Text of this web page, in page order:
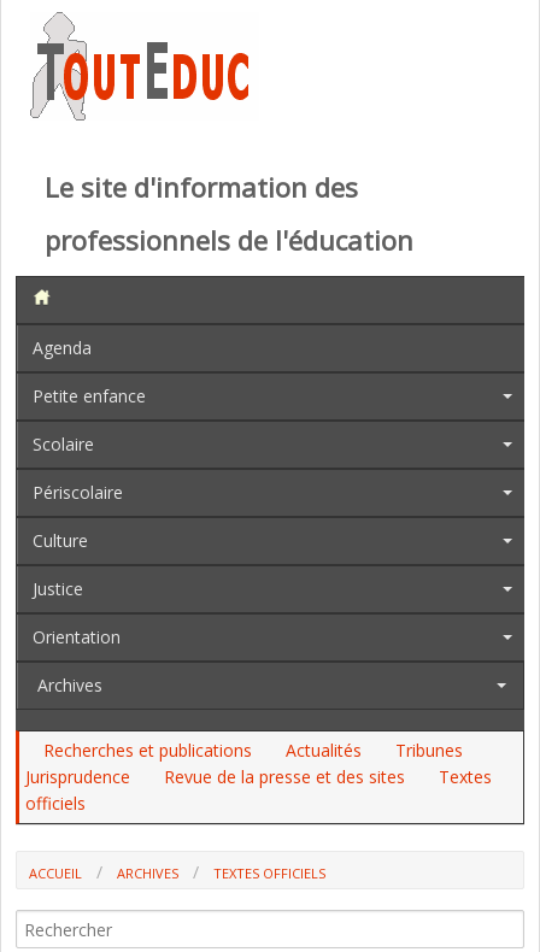
Le site d'information des
professionnels de l'éducation
Agenda
Petite enfance
Scolaire
Périscolaire
Culture
Justice
Orientation
Archives
Recherches et publications Actualités
Tribunes
Jurisprudence
Revue de la presse et des sites
Textes
officiels
ACCUEIL ARCHIVES
TEXTES OFFICIELS
ACADÉMIQUE D'ILE-DE-FRANCE, LA PJJ...